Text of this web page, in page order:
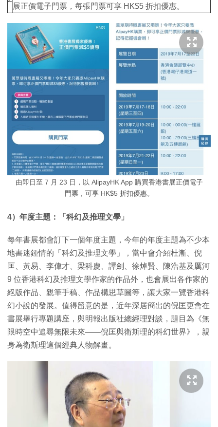
展正價電子門票，每張門票可享 HK$5 折扣優惠。
由即日至 7 月 23 日，以 AlipayHK App 購買香港書展正價電子
門票，可享 HK$5 折扣優惠。
4）年度主題：「科幻及推理文學」
每年書展都會訂下一個年度主題，今年的年度主題為不少本
地書迷鍾情的「科幻及推理文學」，當中會介紹杜漸、倪
匡、黃易、李偉才、梁科慶、譚劍、徐焯賢、陳浩基及厲河
9 位香港科幻及推理文學作家的作品外，也會展出各作家的
絕版作品、親筆手稿、作品構思草圖等，讓大家一覽香港科
幻小說的發展。值得留意的是，近年深居簡出的倪匡更會在
書展舉行專題講座，與明報出版社總經理對談，題目為《無
限時空中追尋無限未來——倪匡與衛斯理的科幻世界》，親
身為衛斯理這個經典人物解畫。